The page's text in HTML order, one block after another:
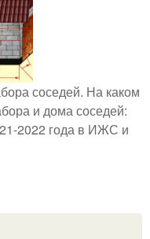
соседей. На каком
и дома соседей:
2022 года в ИЖС и